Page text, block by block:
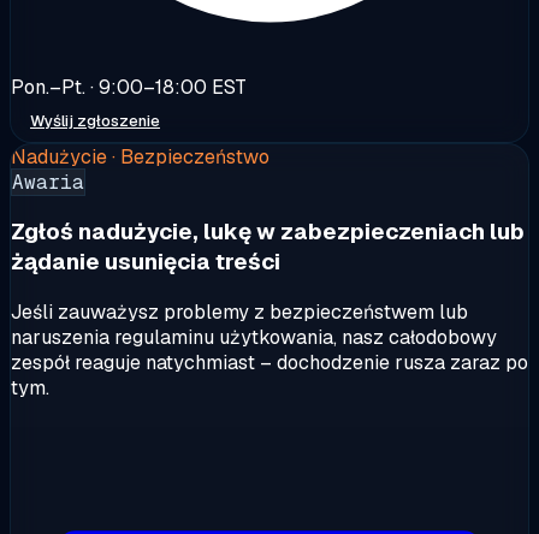
Pon.–Pt. · 9:00–18:00 EST
Wyślij zgłoszenie
Nadużycie · Bezpieczeństwo
Awaria
Zgłoś nadużycie, lukę w zabezpieczeniach lub
żądanie usunięcia treści
Jeśli zauważysz problemy z bezpieczeństwem lub
naruszenia regulaminu użytkowania, nasz całodobowy
zespół reaguje natychmiast – dochodzenie rusza zaraz po
tym.